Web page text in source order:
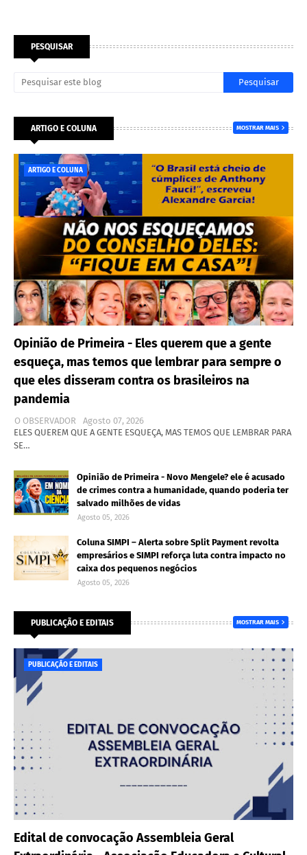
PESQUISAR
ARTIGO E COLUNA MOSTRAR MAIS
ARTIGO E COLUNA
Opinião de Primeira - Eles querem que a gente
esqueça, mas temos que lembrar para sempre o
que eles disseram contra os brasileiros na
pandemia
O OBSERVADOR
Agosto 07, 2026
ELES QUEREM QUE A GENTE ESQUEÇA, MAS TEMOS QUE LEMBRAR PARA
SE…
Opinião de Primeira - Novo Mengele? ele é acusado
de crimes contra a humanidade, quando poderia ter
salvado milhões de vidas
Agosto 05, 2026
Coluna SIMPI – Alerta sobre Split Payment revolta
empresários e SIMPI reforça luta contra impacto no
caixa dos pequenos negócios
Agosto 05, 2026
PUBLICAÇÃO E EDITAIS MOSTRAR MAIS
PUBLICAÇÃO E EDITAIS
Edital de convocação Assembleia Geral